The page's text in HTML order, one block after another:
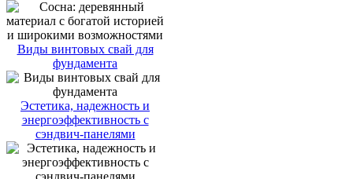
Виды винтовых свай для
фундамента
Эстетика, надежность и
энергоэффективность с
сэндвич-панелями